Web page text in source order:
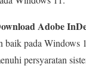
Adobe
baik pada Windows
persyaratan